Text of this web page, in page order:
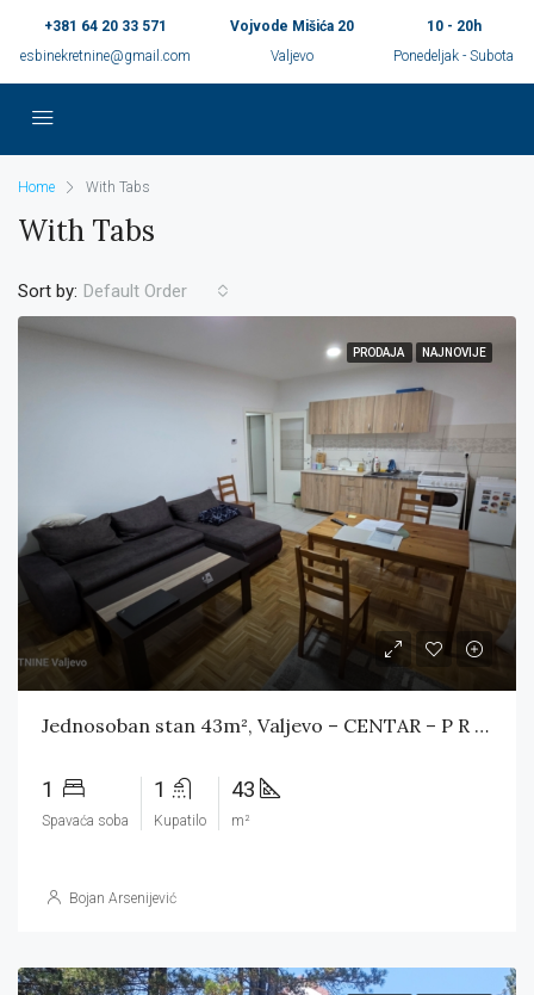
+381 64 20 33 571
esbinekretnine@gmail.com
Vojvode Mišića 20
Valjevo
10 - 20h
Ponedeljak - Subota
Home With Tabs
With Tabs
Sort by: Default Order
PRODAJA NAJNOVIJE
Jednosoban stan 43m², Valjevo – CENTAR – P R O D A T
1
Spavaća soba
1
Kupatilo
43
m²
Bojan Arsenijević